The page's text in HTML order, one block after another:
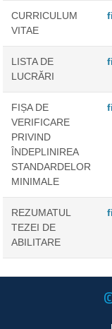
CURRICULUM
VITAE
LISTA DE
LUCRĂRI
FIȘA DE
VERIFICARE
PRIVIND
ÎNDEPLINIREA
STANDARDELOR
MINIMALE
REZUMATUL
TEZEI DE
ABILITARE